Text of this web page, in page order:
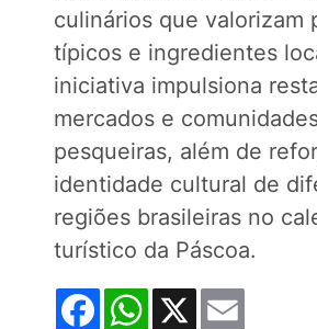
culinários que valorizam
típicos e ingredientes
iniciativa impulsiona
mercados e
pesqueiras, além de
identidade cultural de
regiões brasileiras no
turístico da Páscoa.
FacebookWhatsApp
X